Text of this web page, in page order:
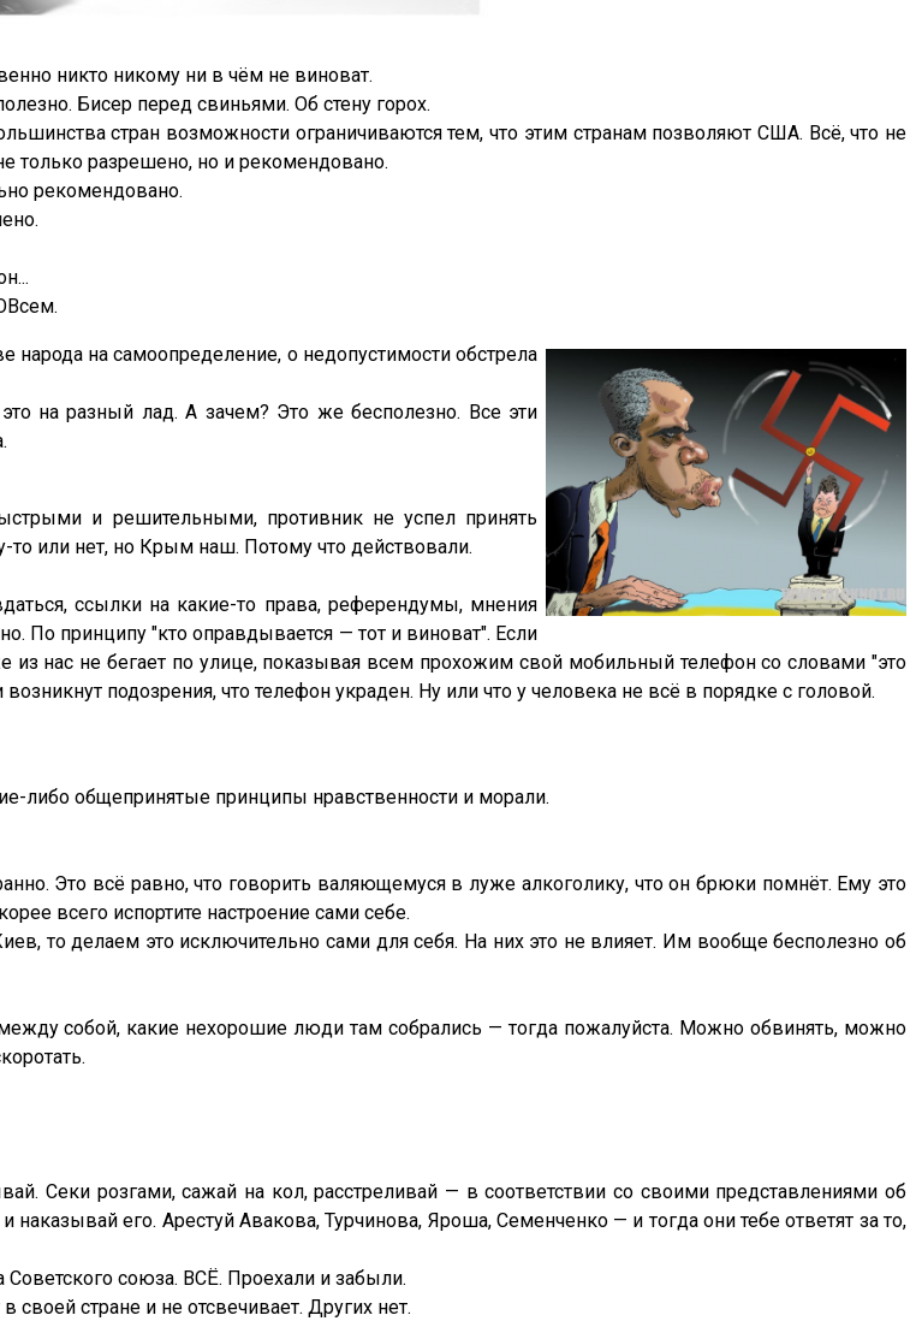
никто никому ни в чём не виноват.
Бисер перед свиньями. Об стену горох.
стран возможности ограничиваются тем, что этим странам позволяют США. Всё, что не
только разрешено, но и рекомендовано.
рекомендовано.
на самоопределение, о недопустимости обстрела
на разный лад. А зачем? Это же бесполезно. Все эти
и решительными, противник не успел принять
или нет, но Крым наш. Потому что действовали.
ссылки на какие-то права, референдумы, мнения
По принципу "кто оправдывается — тот и виноват". Если
нас не бегает по улице, показывая всем прохожим свой мобильный телефон со словами "это
подозрения, что телефон украден. Ну или что у человека не всё в порядке с головой.
либо общепринятые принципы нравственности и морали.
Это всё равно, что говорить валяющемуся в луже алкоголику, что он брюки помнёт. Ему это
всего испортите настроение сами себе.
то делаем это исключительно сами для себя. На них это не влияет. Им вообще бесполезно об
собой, какие нехорошие люди там собрались — тогда пожалуйста. Можно обвинять, можно
Секи розгами, сажай на кол, расстреливай — в соответствии со своими представлениями об
его. Арестуй Авакова, Турчинова, Яроша, Семенченко — и тогда они тебе ответят за то,
Советского союза. ВСЁ. Проехали и забыли.
своей стране и не отсвечивает. Других нет.